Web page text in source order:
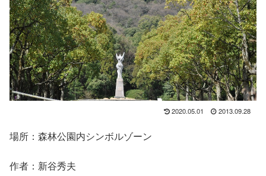
2020.05.01 2013.09.28
場所：森林公園内シンボルゾーン
作者：新谷秀夫